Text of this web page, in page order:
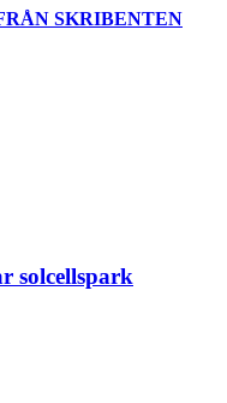
SKRIBENTEN
solcellspark